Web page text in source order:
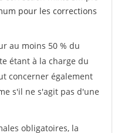
pour les corrections
au moins 50 % du
étant à la charge du
concerner également
s'il ne s'agit pas d'une
obligatoires, la